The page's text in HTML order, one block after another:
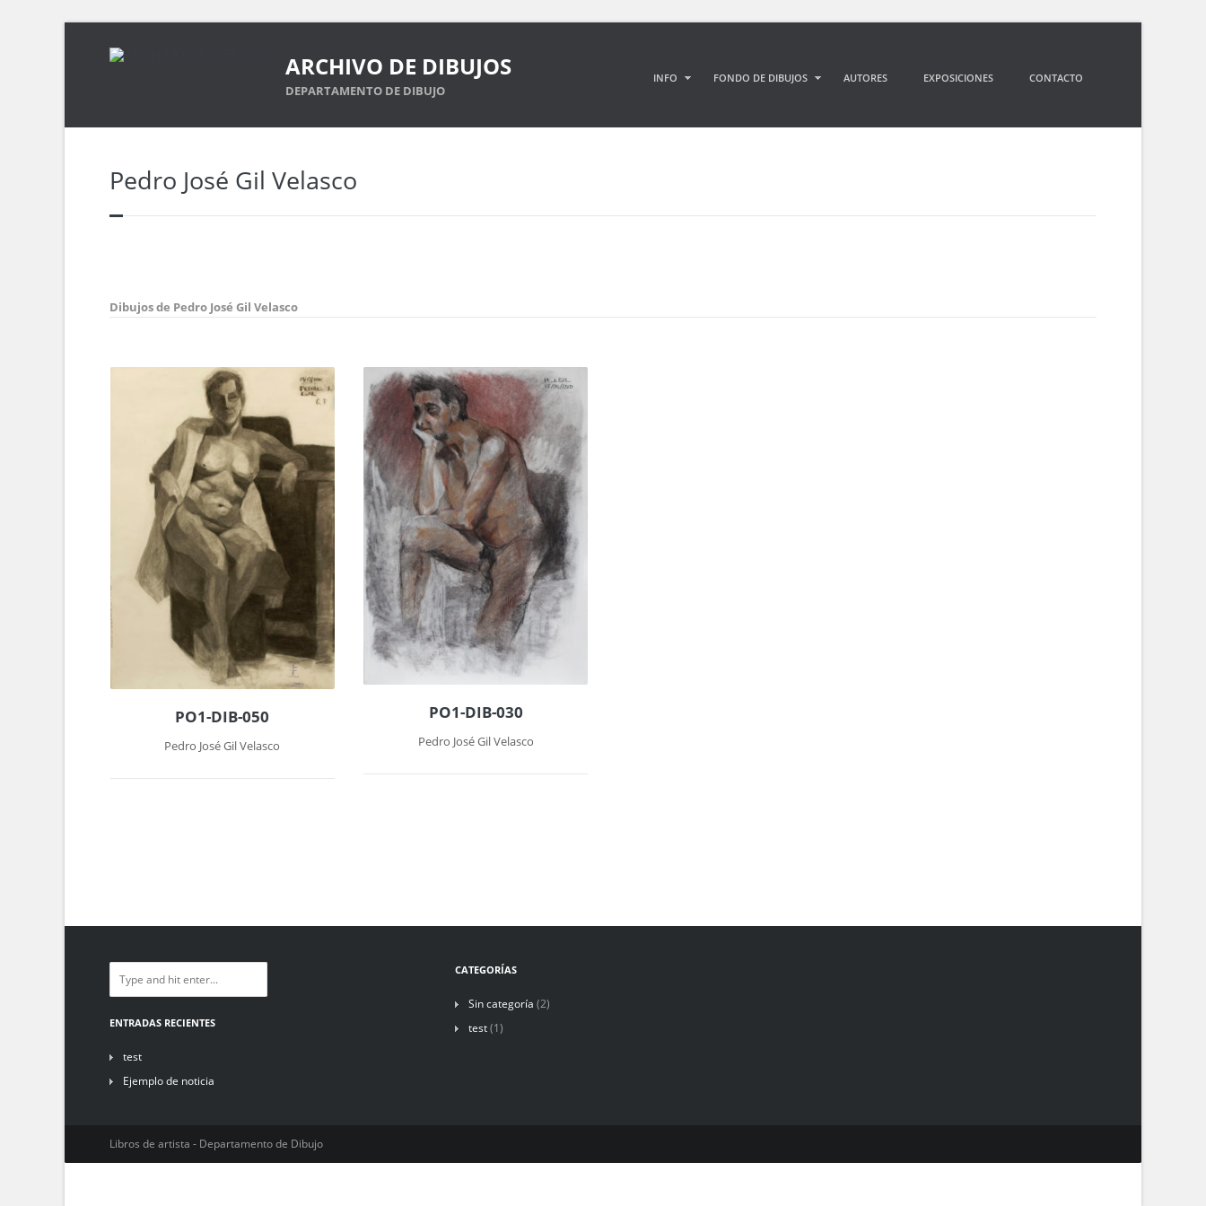
ARCHIVO DE DIBUJOS
DEPARTAMENTO DE DIBUJO
INFO FONDO DE DIBUJOS AUTORES EXPOSICIONES CONTACTO
Pedro José Gil Velasco
Dibujos de Pedro José Gil Velasco
PO1-DIB-050
Pedro José Gil Velasco
PO1-DIB-030
Pedro José Gil Velasco
ENTRADAS RECIENTES
test
Ejemplo de noticia
CATEGORÍAS
Sin categoría (2)
test(1)
Libros de artista - Departamento de Dibujo